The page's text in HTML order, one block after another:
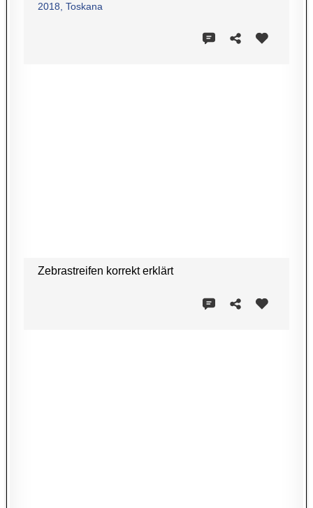
2018, Toskana
Zebrastreifen korrekt erklärt